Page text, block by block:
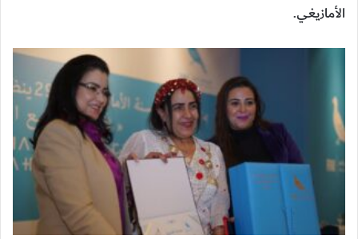
الأمازيغي.